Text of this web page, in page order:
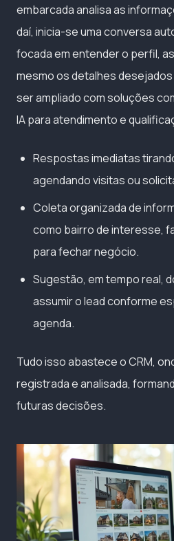
embarcada analisa as
daí, inicia-se uma conversa
focada em entender o perfil,
mesmo os detalhes
ser ampliado com soluções
IA para atendimento e
Respostas imediatas
agendando visitas ou
Coleta organizada de
como bairro de interesse,
para fechar negócio.
Sugestão, em tempo real,
assumir o lead conforme
agenda.
Tudo isso abastece o CRM,
registrada e analisada,
futuras decisões.